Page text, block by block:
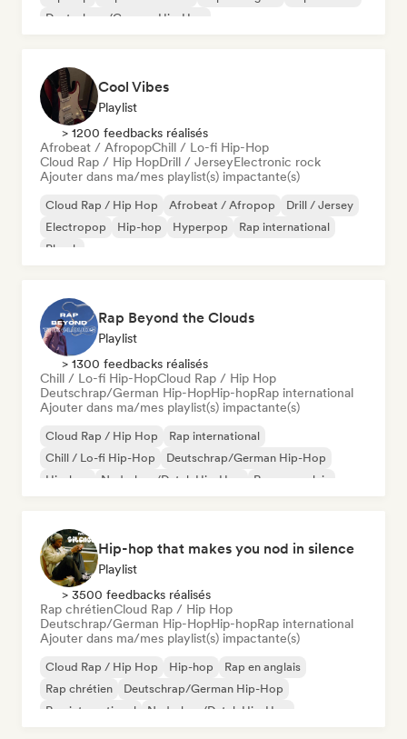
Deutschrap/German Hip-Hop
Cool Vibes
Playlist
> 1200 feedbacks réalisés
Afrobeat / AfropopChill / Lo-fi Hip-Hop
Cloud Rap / Hip HopDrill / JerseyElectronic rock
Ajouter dans ma/mes playlist(s) impactante(s)
Cloud Rap / Hip Hop Afrobeat / Afropop
Drill / Jersey
Electropop
Hip-hop Hyperpop
Rap international
Phonk
Rap Beyond the Clouds
Playlist
> 1300 feedbacks réalisés
Chill / Lo-fi Hip-HopCloud Rap / Hip Hop
Deutschrap/German Hip-HopHip-hopRap international
Ajouter dans ma/mes playlist(s) impactante(s)
Cloud Rap / Hip Hop
Rap international
Chill / Lo-fi Hip-Hop
Deutschrap/German Hip-Hop
Hip-hop
Nederhop/Dutch Hip-Hop
Rap en anglais
Hip-hop that makes you nod in silence
Playlist
> 3500 feedbacks réalisés
Rap chrétienCloud Rap / Hip Hop
Deutschrap/German Hip-HopHip-hopRap international
Ajouter dans ma/mes playlist(s) impactante(s)
Cloud Rap / Hip Hop Hip-hop
Rap en anglais
Rap chrétien
Deutschrap/German Hip-Hop
Rap international
Nederhop/Dutch Hip-Hop